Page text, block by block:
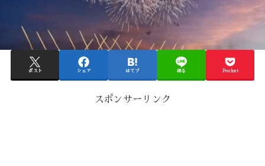
ポスト シェア はてブ 送る Pocket
スポンサーリンク